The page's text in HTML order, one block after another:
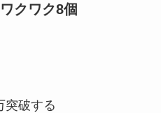
クワク8個
突破する